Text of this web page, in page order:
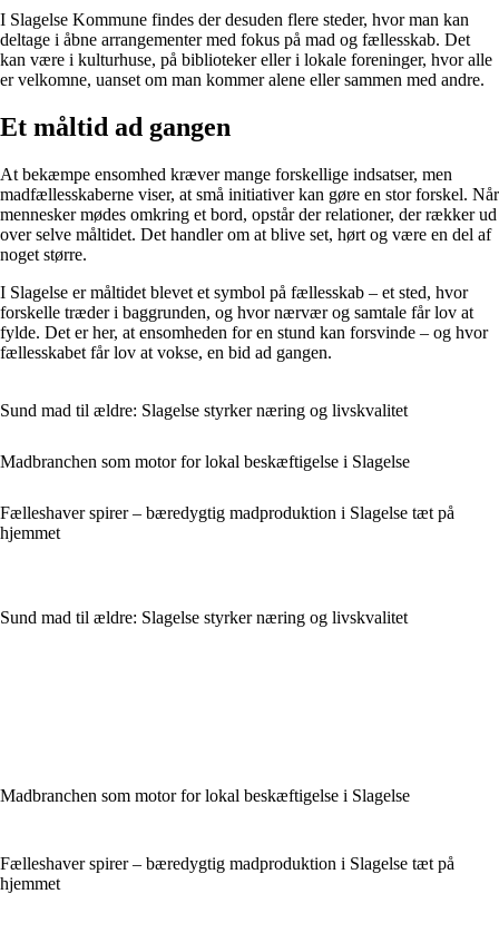
I Slagelse Kommune findes der desuden flere steder, hvor man kan
deltage i åbne arrangementer med fokus på mad og fællesskab. Det
kan være i kulturhuse, på biblioteker eller i lokale foreninger, hvor alle
er velkomne, uanset om man kommer alene eller sammen med andre.
Et måltid ad gangen
At bekæmpe ensomhed kræver mange forskellige indsatser, men
madfællesskaberne viser, at små initiativer kan gøre en stor forskel. Når
mennesker mødes omkring et bord, opstår der relationer, der rækker ud
over selve måltidet. Det handler om at blive set, hørt og være en del af
noget større.
I Slagelse er måltidet blevet et symbol på fællesskab – et sted, hvor
forskelle træder i baggrunden, og hvor nærvær og samtale får lov at
fylde. Det er her, at ensomheden for en stund kan forsvinde – og hvor
fællesskabet får lov at vokse, en bid ad gangen.
Sund mad til ældre: Slagelse styrker næring og livskvalitet
Madbranchen som motor for lokal beskæftigelse i Slagelse
Fælleshaver spirer – bæredygtig madproduktion i Slagelse tæt på
hjemmet
Sund mad til ældre: Slagelse styrker næring og livskvalitet
Madbranchen som motor for lokal beskæftigelse i Slagelse
Fælleshaver spirer – bæredygtig madproduktion i Slagelse tæt på
hjemmet